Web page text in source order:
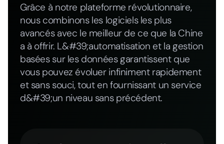
Grâce à notre plateforme révolutionnaire,
nous combinons les logiciels les plus
avancés avec le meilleur de ce que la Chine
a à offrir. L&#39;automatisation et la gestion
basées sur les données garantissent que
vous pouvez évoluer infiniment rapidement
et sans souci, tout en fournissant un service
d&#39;un niveau sans précédent.